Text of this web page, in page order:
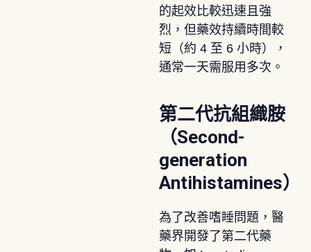
的起效比較迅速且強
烈，但藥效持續時間較
短（約 4 至 6 小時），
通常一天需服用多次。
第二代抗組織胺
（Second-
generation
Antihistamines）
為了改善嗜睡問題，醫
藥界開發了第二代藥